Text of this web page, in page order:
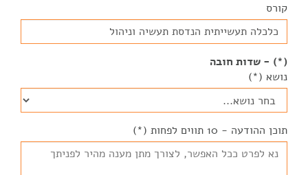
קורס
(*) - שדות חובה
נושא (*)
תוכן ההודעה - 10 תווים לפחות (*)